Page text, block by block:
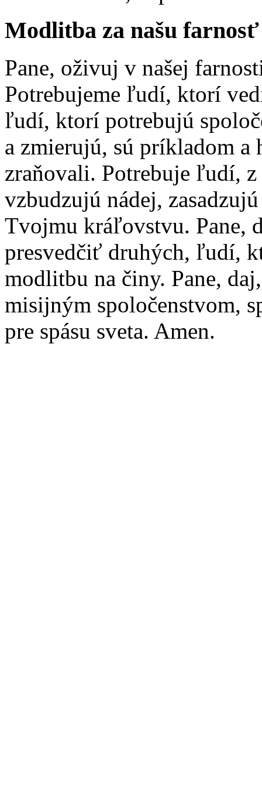
Modlitba za našu farnosť
Pane, oživuj v našej
Potrebujeme ľudí, ktorí
ľudí, ktorí potrebujú
a zmierujú, sú príkladom a
zraňovali. Potrebuje ľudí,
vzbudzujú nádej,
Tvojmu kráľovstvu. Pane,
presvedčiť druhých, ľudí,
modlitbu na činy. Pane,
misijným spoločenstvom,
pre spásu sveta. Amen.